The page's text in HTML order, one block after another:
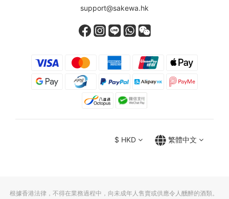
support@sakewa.hk
$ HKD 繁體中文
根據香港法律，不得在業務過程中，向未成年人售賣或供應令人醺醉的酒類。